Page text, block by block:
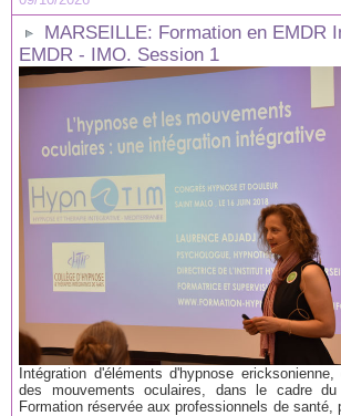
MARSEILLE: Formation en EMDR
EMDR - IMO. Session 1
Intégration d'éléments d'hypnose
des mouvements oculaires, dans le cadre du
Formation réservée aux professionnels de santé,